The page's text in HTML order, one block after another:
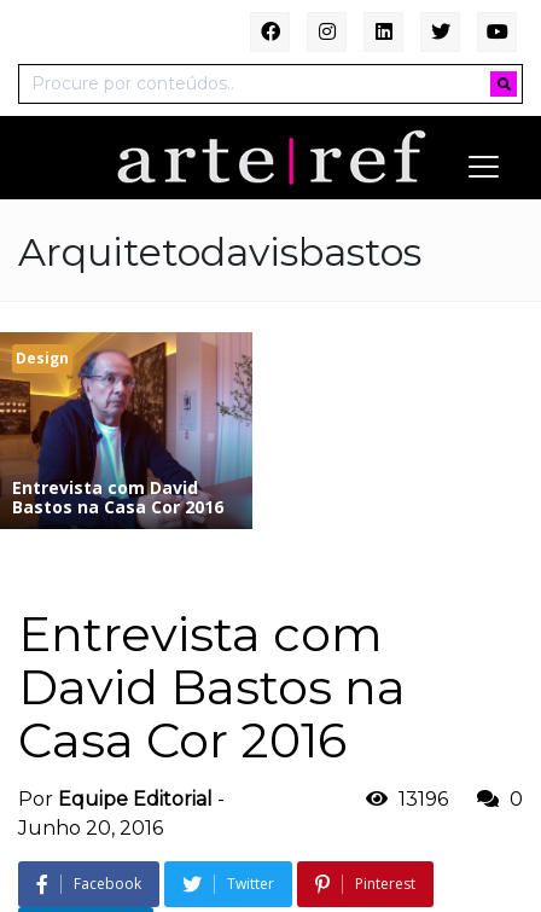
Arquitetodavisbastos
Design
Entrevista com David
Bastos na Casa Cor 2016
Entrevista com
David Bastos na
Casa Cor 2016
Por Equipe Editorial -
Junho 20, 2016
13196 0
Facebook Twitter Pinterest